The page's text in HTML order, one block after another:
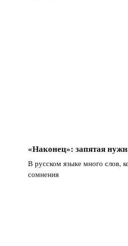
«Наконец»: запятая
В русском языке много слов,
сомнения